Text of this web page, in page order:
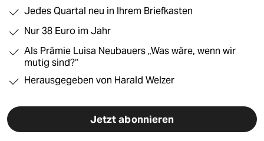
wahrheit
verlag
verlag
shop
Jedes Quartal neu in Ihrem Briefkasten
Nur 38 Euro im Jahr
Als Prämie Luisa Neubauers „Was wäre, wenn wir
mutig sind?“
Herausgegeben von Harald Welzer
Jetzt abonnieren